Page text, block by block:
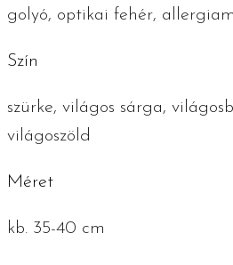
golyó, optikai fehér,
Szín
szürke, világos sárga,
világoszöld
Méret
kb. 35-40 cm